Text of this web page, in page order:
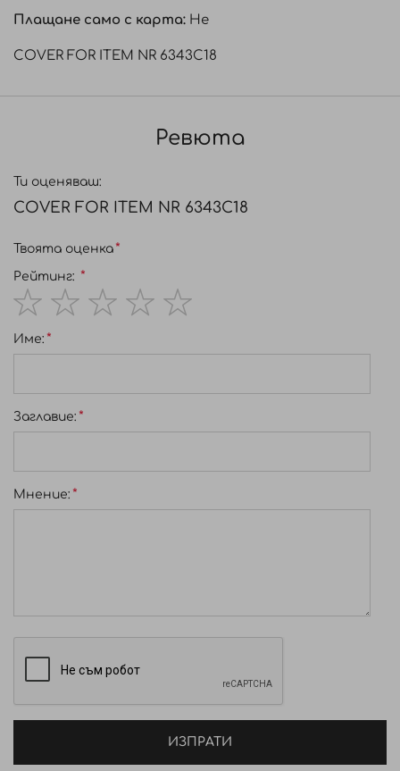
Плащане само с карта: Не
COVER FOR ITEM NR 6343C18
Ревюта
Ти оценяваш:
COVER FOR ITEM NR 6343C18
Твоята оценка
Рейтинг:
star
stars
stars
stars
stars
Име:
Заглавиe:
Мнение:
ИЗПРАТИ